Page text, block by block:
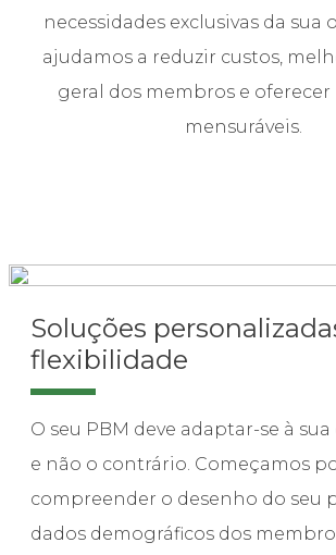
necessidades exclusivas da sua
ajudamos a reduzir custos,
geral dos membros e oferecer
mensuráveis.
Soluções
flexibilidade
O seu PBM deve adaptar-se à
e não o contrário. Começamos
compreender o desenho do seu
dados demográficos dos